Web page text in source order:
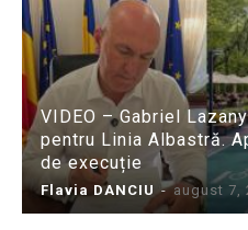
VIDEO – Gabriel
pentru Linia Albastră.
de execuție
Flavia DANCIU - august 7,